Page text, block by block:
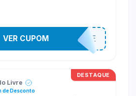
OFERTAHOJE
VER CUPOM
DESTAQUE
Livre
de Desconto